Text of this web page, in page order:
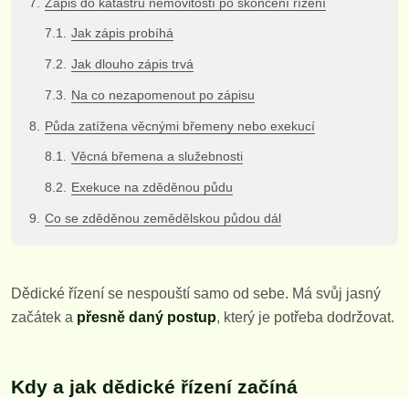
Jak zápis probíhá
Jak dlouho zápis trvá
Na co nezapomenout po zápisu
Půda zatížena věcnými břemeny nebo exekucí
Věcná břemena a služebnosti
Exekuce na zděděnou půdu
Co se zděděnou zemědělskou půdou dál
Dědické řízení se nespouští samo od sebe. Má svůj jasný
začátek a přesně daný postup, který je potřeba dodržovat.
Kdy a jak dědické řízení začíná